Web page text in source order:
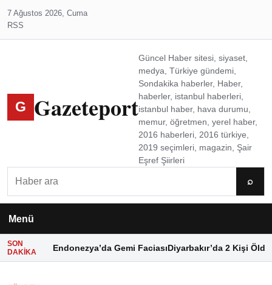
7 Ağustos 2026, Cuma
RSS
G Gazeteport
Güncel Haber sitesi, siyaset,
medya, Türkiye gündemi,
Sondakika haberler, Haber,
haberler, istanbul haberleri,
istanbul haber, hava durumu,
memur, öğretmen, yerel haber,
2016 haberleri, 2016 türkiye,
2019 seçimleri, magazin, Şair
Eşref Şiirleri
⌕
Menü
SON
DAKIKA
Endonezya’da Gemi FaciasıDiyarbakır’da 2 Kişi Öldü